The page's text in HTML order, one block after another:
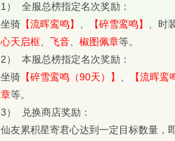
1） 全服总榜指定名次奖励：
坐骑 【流晖鸾鸣】 【碎雪鸾鸣】 、时
心天启框
飞音 椒图佩章等。
2） 本服总榜指定名次奖励：
坐骑 【碎雪鸾鸣（90天）】 【流晖鸾
章等。
3） 兑换商店奖励：
仙友累积星寄君心达到一定目标数量，